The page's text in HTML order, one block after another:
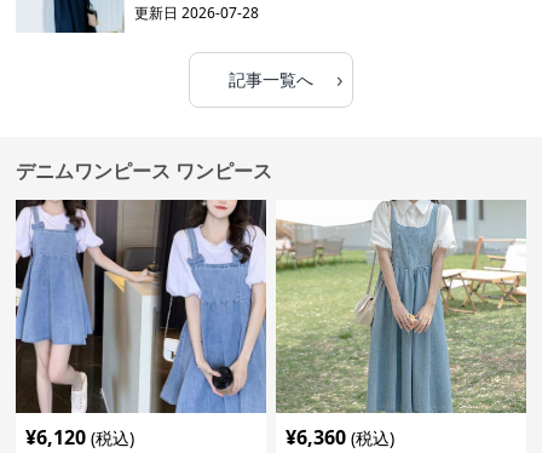
更新日2026-07-28
記事一覧へ ›
デニムワンピース ワンピース
¥6,120 (税込) ¥6,360 (税込)